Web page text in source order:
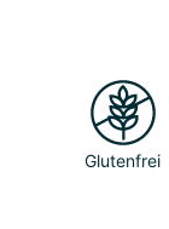
Glutenfrei